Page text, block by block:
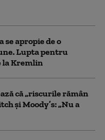
se apropie de o
Lupta pentru
la Kremlin
că „riscurile rămân
și Moody’s: „Nu a